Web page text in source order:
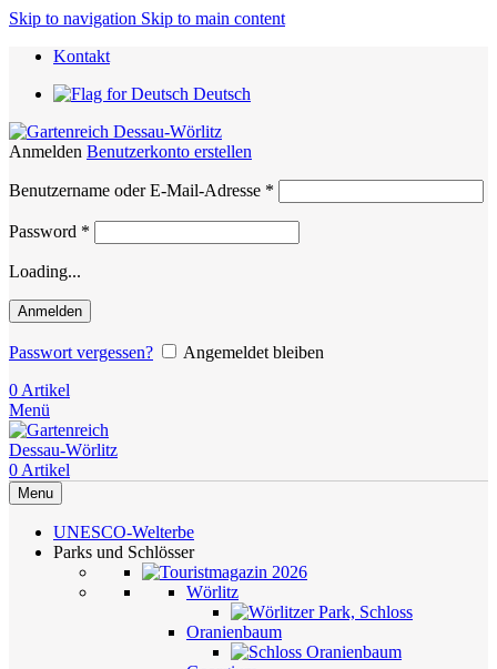
Skip to navigation Skip to main content
Kontakt
Deutsch
Anmelden Benutzerkonto erstellen
Benutzername oder E-Mail-Adresse *
Password *
Loading...
Anmelden
Passwort vergessen?
Angemeldet bleiben
0 Artikel
Menü
0 Artikel
Menu
UNESCO-Welterbe
Parks und Schlösser
Wörlitz
Oranienbaum